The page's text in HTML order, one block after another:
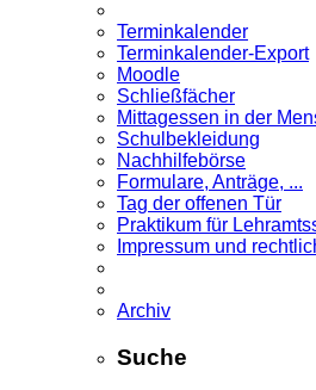
Terminkalender
Terminkalender-Export
Moodle
Schließfächer
Mittagessen in der
Schulbekleidung
Nachhilfebörse
Formulare, Anträge, ...
Tag der offenen Tür
Praktikum für
Impressum und
Archiv
Suche